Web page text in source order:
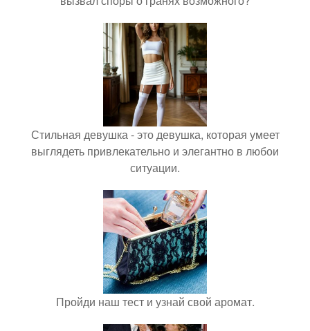
Стильная девушка - это девушка, которая умеет
выглядеть привлекательно и элегантно в любои
ситуации.
Пройди наш тест и узнай свой аромат.